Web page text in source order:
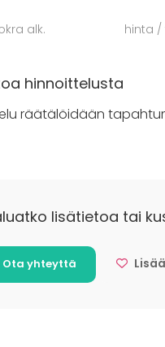
tyhy-päivät ja
tapahtumaan.
alk. hinta /
hinnoittelusta
räätälöidään
lisätietoa tai
Ota yhteyttä